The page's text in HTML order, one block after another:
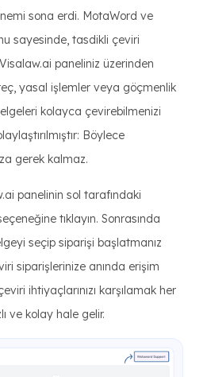
sona erdi. MotaWord ve
sayesinde, tasdikli çeviri
paneliniz üzerinden
yasal işlemler veya göçmenlik
kolayca çevirebilmenizi
Böylece
gerek kalmaz.
panelinin sol tarafındaki
tıklayın. Sonrasında
seçip siparişi başlatmanız
siparişlerinize anında erişim
ihtiyaçlarınızı karşılamak her
ve kolay hale gelir.